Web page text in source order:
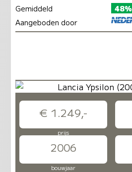
Gemiddeld
48%
Aangeboden door
€ 1.249,-
prijs
2006
bouwjaar